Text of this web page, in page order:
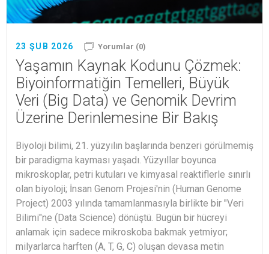
23 ŞUB 2026 Yorumlar (0)
Yaşamın Kaynak Kodunu Çözmek:
Biyoinformatiğin Temelleri, Büyük
Veri (Big Data) ve Genomik Devrim
Üzerine Derinlemesine Bir Bakış
Biyoloji bilimi, 21. yüzyılın başlarında benzeri görülmemiş
bir paradigma kayması yaşadı. Yüzyıllar boyunca
mikroskoplar, petri kutuları ve kimyasal reaktiflerle sınırlı
olan biyoloji; İnsan Genom Projesi'nin (Human Genome
Project) 2003 yılında tamamlanmasıyla birlikte bir "Veri
Bilimi"ne (Data Science) dönüştü. Bugün bir hücreyi
anlamak için sadece mikroskoba bakmak yetmiyor;
milyarlarca harften (A, T, G, C) oluşan devasa metin